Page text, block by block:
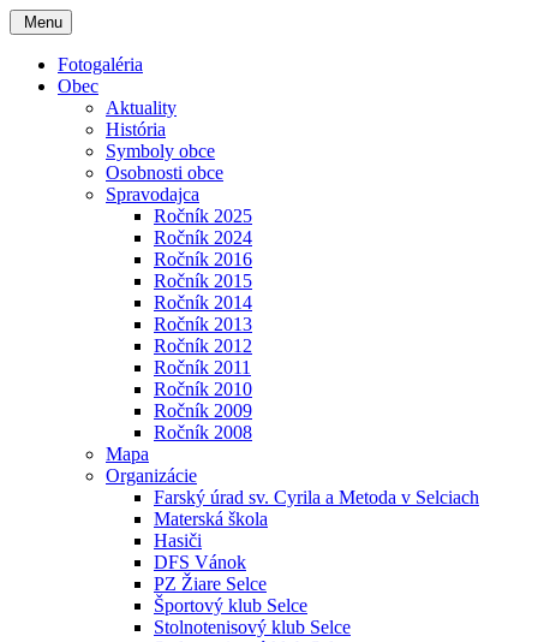
Menu
Fotogaléria
Obec
Aktuality
História
Symboly obce
Osobnosti obce
Spravodajca
Ročník 2025
Ročník 2024
Ročník 2016
Ročník 2015
Ročník 2014
Ročník 2013
Ročník 2012
Ročník 2011
Ročník 2010
Ročník 2009
Ročník 2008
Mapa
Organizácie
Farský úrad sv. Cyrila a Metoda v Selciach
Materská škola
Hasiči
DFS Vánok
PZ Žiare Selce
Športový klub Selce
Stolnotenisový klub Selce